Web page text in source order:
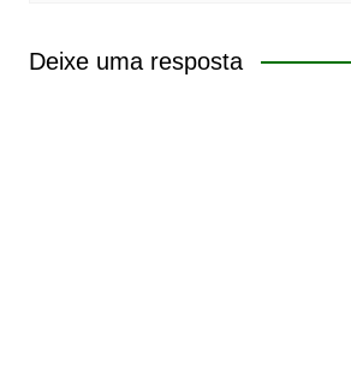
Deixe uma resposta